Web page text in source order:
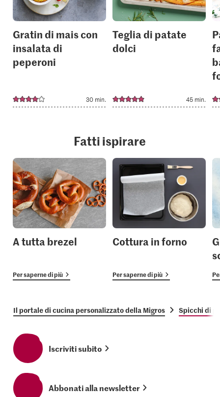
Gratin di mais con
insalata di
peperoni
30 min.
Teglia di patate
dolci
45 min.
Fatti ispirare
A tutta brezel
Per saperne di più
Cottura in forno
Per saperne di più
Il portale di cucina personalizzato della Migros Spicchi di
Iscriviti subito
Abbonati alla newsletter